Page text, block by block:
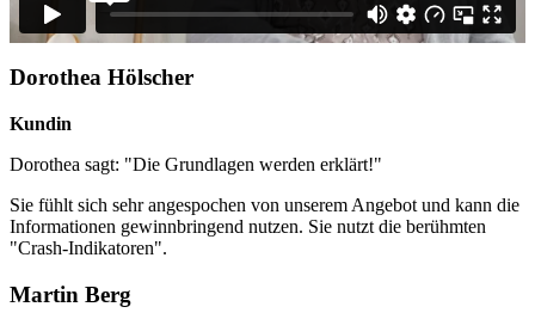
Dorothea Hölscher
Kundin
Dorothea sagt: "Die Grundlagen werden erklärt!"
Sie fühlt sich sehr angespochen von unserem Angebot und kann die
Informationen gewinnbringend nutzen. Sie nutzt die berühmten
"Crash-Indikatoren".
Martin Berg